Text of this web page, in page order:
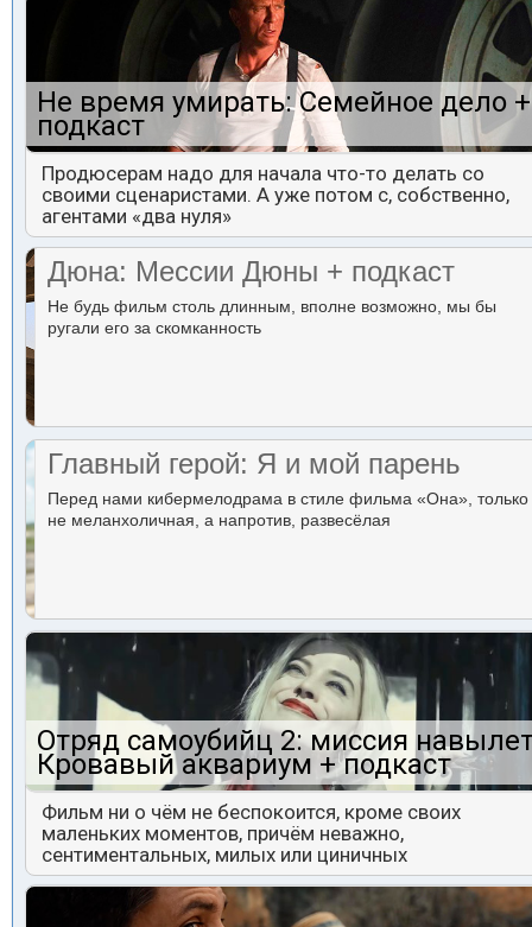
Не время умирать: Семейное дело +
подкаст
Продюсерам надо для начала что-то делать со
своими сценаристами. А уже потом с, собственно,
агентами «два нуля»
Дюна: Мессии Дюны + подкаст
Не будь фильм столь длинным, вполне возможно, мы бы
ругали его за скомканность
Главный герой: Я и мой парень
Перед нами кибермелодрама в стиле фильма «Она», только
не меланхоличная, а напротив, развесёлая
Отряд самоубийц 2: миссия
Кровавый аквариум + подкаст
Фильм ни о чём не беспокоится, кроме своих
маленьких моментов, причём неважно,
сентиментальных, милых или циничных